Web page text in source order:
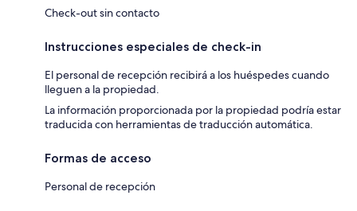
Check-out sin contacto
Instrucciones especiales de check-in
El personal de recepción recibirá a los huéspedes cuando
lleguen a la propiedad.
La información proporcionada por la propiedad podría estar
traducida con herramientas de traducción automática.
Formas de acceso
Personal de recepción